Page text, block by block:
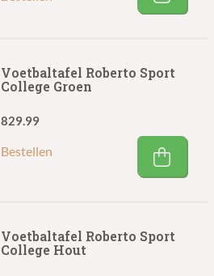
Voetbaltafel Roberto Sport
College Groen
Bestellen
829.99
Voetbaltafel Roberto Sport
College Hout